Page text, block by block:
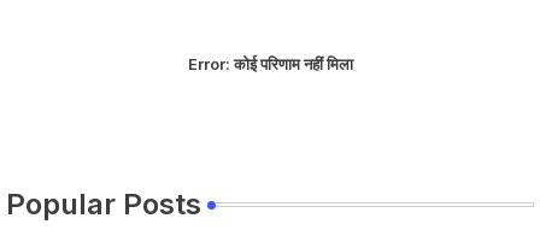
Error:कोई परिणाम नहीं मिला
Popular Posts